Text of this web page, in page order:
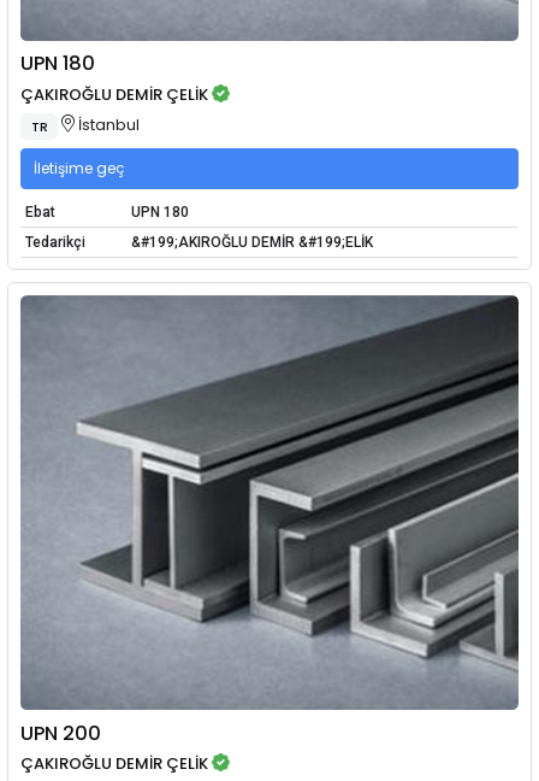
UPN 180
ÇAKIROĞLU DEMİR ÇELİK
TR İstanbul
İletişime geç
Ebat
UPN 180
Tedarikçi
&#199;AKIROĞLU DEMİR &#199;ELİK
UPN 200
ÇAKIROĞLU DEMİR ÇELİK